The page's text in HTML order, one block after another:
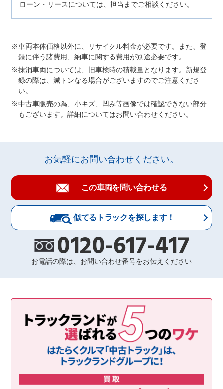
ローン・リースについては、担当までご相談ください。
車両本体価格以外に、リサイクル料金が必要です。また、登
録に伴う諸費用、納車に関する費用が別途必要です。
抹消車両については、旧車検時の積載量となります。新規登
録の際は、減トンなる場合がございますのでご注意くださ
い。
中古車販売の為、小キズ、凹み等画像では確認できない部分
もございます。詳細についてはお問い合わせください。
お気軽にお問い合わせください。
この車両を問い合わせる
似てるトラックを探します！
0120-617-417
お電話の際は、お問い合わせ番号をお伝えください